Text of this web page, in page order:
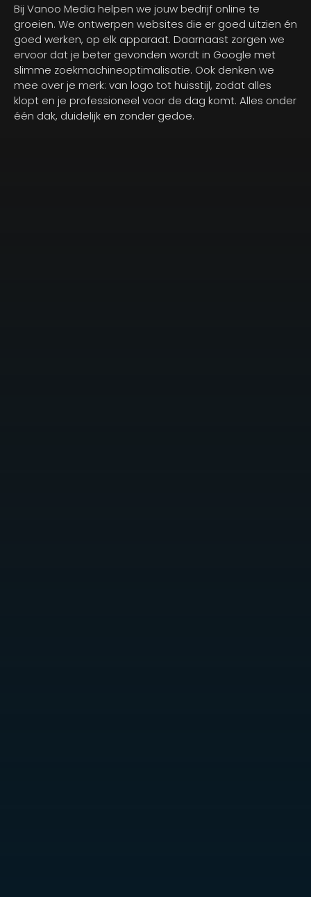
Bij Vanoo Media helpen we jouw bedrijf online te
groeien. We ontwerpen websites die er goed uitzien én
goed werken, op elk apparaat. Daarnaast zorgen we
ervoor dat je beter gevonden wordt in Google met
slimme zoekmachineoptimalisatie. Ook denken we
mee over je merk: van logo tot huisstijl, zodat alles
klopt en je professioneel voor de dag komt. Alles onder
één dak, duidelijk en zonder gedoe.